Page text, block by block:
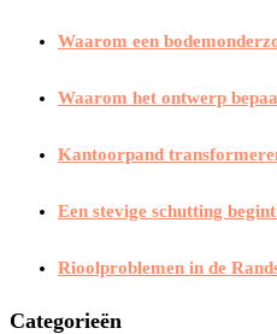
Waarom een
Waarom het ontwerp
Kantoorpand
Een stevige schutting
Rioolproblemen in de
Categorieën